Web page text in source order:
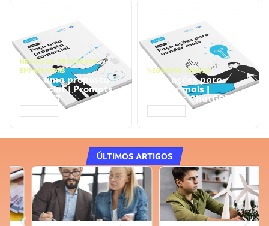
NEGÓCIOS, PROCESSOS
EMPRESARIAIS
Faça uma proposta
comercial | Prompts
ChatGPT
NEGÓCIOS, VENDAS
Faça ações para
vender mais |
Prompts ChatGPT
ÚLTIMOS ARTIGOS